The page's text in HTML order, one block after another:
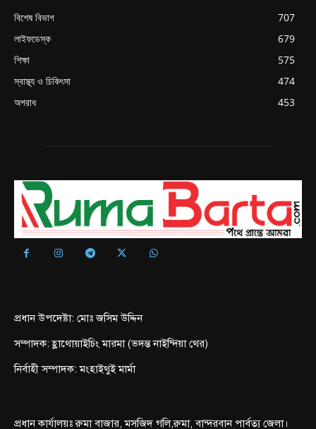
বিশেষ বিভাগ
707
লাইফডেস্ক
679
শিক্ষা
575
স্বাস্থ্য ও চিকিৎসা
474
অপরাধ
453
প্রধান উপদেষ্টা: মোঃ জসিম উদ্দিন
সম্পাদক: হ্লাথোয়াইচিং মারমা (ভদন্ত নাইন্দিয়া থের)
নির্বাহী সম্পাদক: মংহাইথুই মার্মা
প্রধান কার্যালয়ঃ রুমা বাজার, মসজিদ গলি,রুমা, বান্দরবান পার্বত্য জেলা।